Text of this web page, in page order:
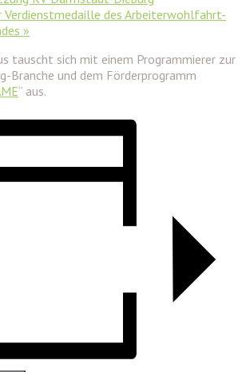
Verdienstmedaille des Arbeiterwohlfahrt-
»
tauscht sich mit einem Programmierer zur
Branche und dem Förderprogramm
“ aus.